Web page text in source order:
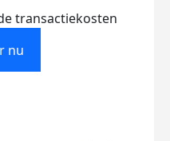
transactiekosten
nu